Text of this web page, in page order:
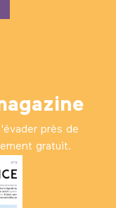
près de
gratuit.